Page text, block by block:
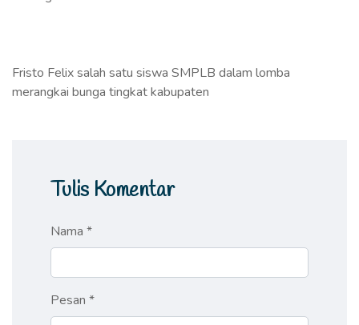
Fristo Felix salah satu siswa SMPLB dalam lomba
merangkai bunga tingkat kabupaten
Tulis Komentar
Nama *
Pesan *